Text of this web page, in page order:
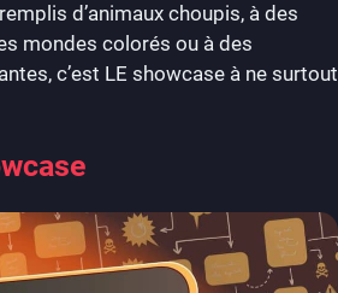
d’animaux choupis, à des
mondes colorés ou à des
c’est LE showcase à ne surtout